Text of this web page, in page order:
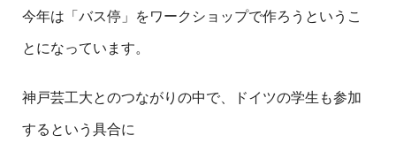
今年は「バス停」をワークショップで作ろうというこ
とになっています。
神戸芸工大とのつながりの中で、ドイツの学生も参加
するという具合に